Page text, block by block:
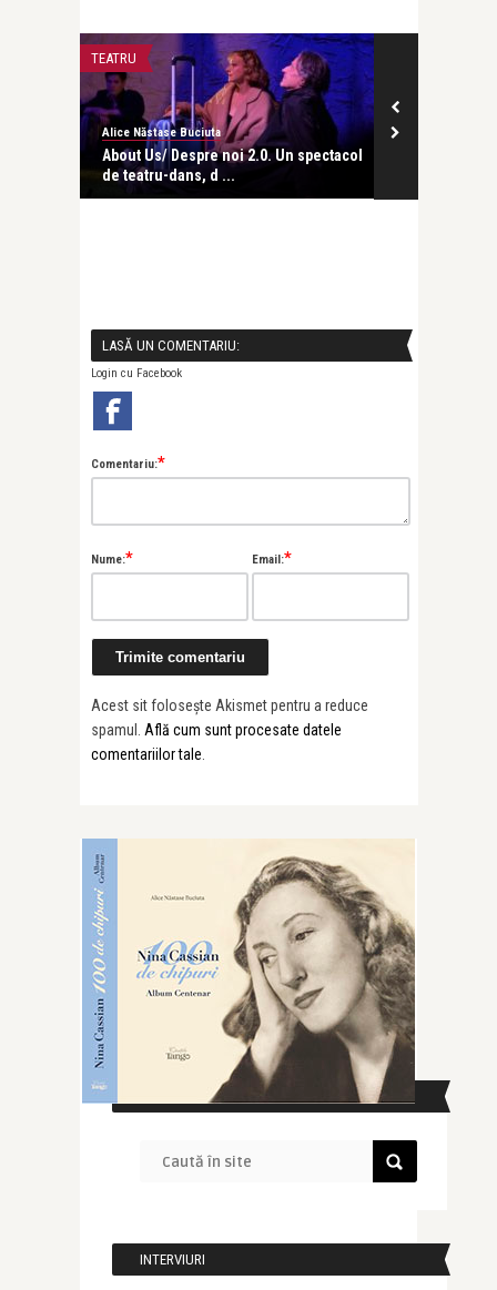
TEATRU
Alice Năstase Buciuta
About Us/ Despre noi 2.0. Un spectacol
de teatru-dans, d ...
LASĂ UN COMENTARIU:
Login cu Facebook
Comentariu:*
Nume:* Email:*
Acest sit folosește Akismet pentru a reduce
spamul. Află cum sunt procesate datele
comentariilor tale
CAUTĂ ÎN SITE
INTERVIURI